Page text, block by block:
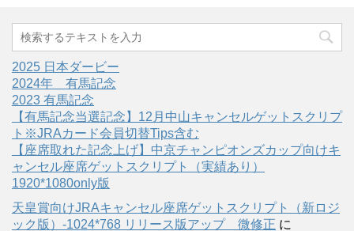
2025 日本ダービー
2024年 有馬記念
2023 有馬記念
【有馬記念当選記念】12月中山キャンセルゲットスクリプ
ト※JRAカード会員切替Tips含む
【座席取れた記念上げ】中京チャンピオンズカップ向けキ
ャンセル座席ゲットスクリプト（実績あり）
1920*1080only版
天皇賞向けJRAキャンセル座席ゲットスクリプト（新ロジ
ック版）-1024*768 リリース版アップ 微修正 に